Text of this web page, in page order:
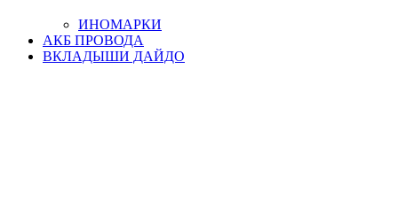
ИНОМАРКИ
АКБ ПРОВОДА
ВКЛАДЫШИ ДАЙДО